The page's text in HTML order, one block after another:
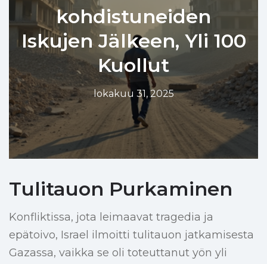
kohdistuneiden
Iskujen Jälkeen, Yli 100
Kuollut
lokakuu 31, 2025
Tulitauon Purkaminen
Konfliktissa, jota leimaavat tragedia ja
epätoivo, Israel ilmoitti tulitauon jatkamisesta
Gazassa, vaikka se oli toteuttanut yön yli